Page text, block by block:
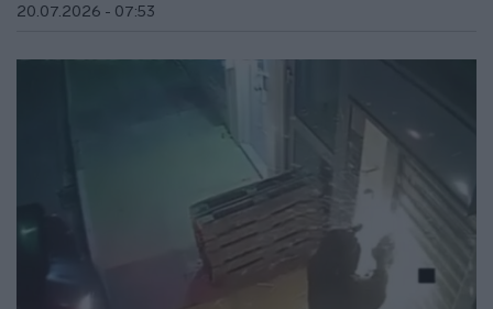
20.07.2026 - 07:53